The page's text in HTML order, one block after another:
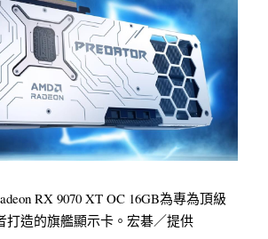
RX 9070 XT OC 16GB為專為頂級
打造的旗艦顯示卡。宏碁／提供